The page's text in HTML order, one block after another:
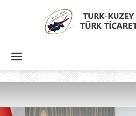
Kıbrıs